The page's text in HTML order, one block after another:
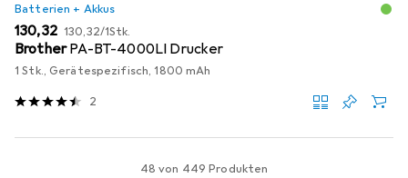
Batterien + Akkus
EUR
130,32 EUR
130,32/1Stk.
BrotherPA-BT-4000LI Drucker
1 Stk., Gerätespezifisch, 1800 mAh
2
48 von 449 Produkten